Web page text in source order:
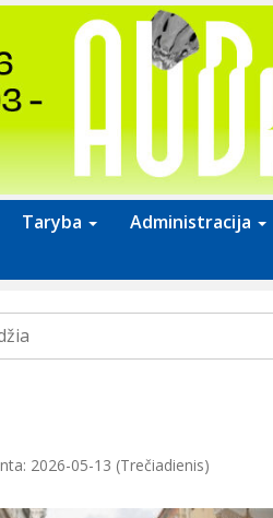
Taryba Administracija
2026-05-13 (Trečiadienis)